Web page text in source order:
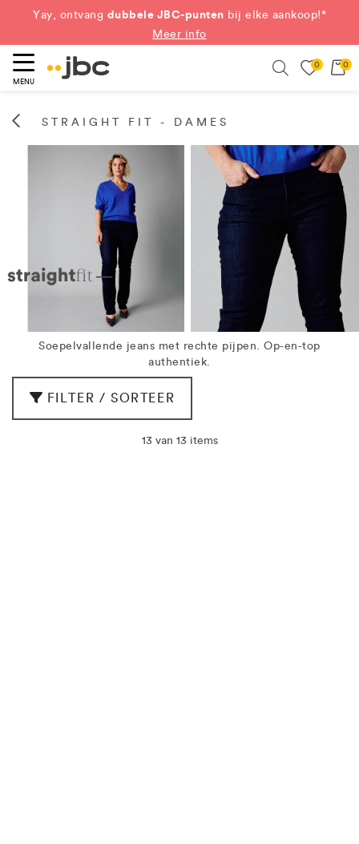
Yay, ontvang dubbele JBC-punten bij elke aankoop!*
Meer info
MENU
0 0
STRAIGHT FIT - DAMES
Soepelvallende jeans met rechte pijpen. Op-en-top
authentiek.
FILTER / SORTEER
13 van 13 items